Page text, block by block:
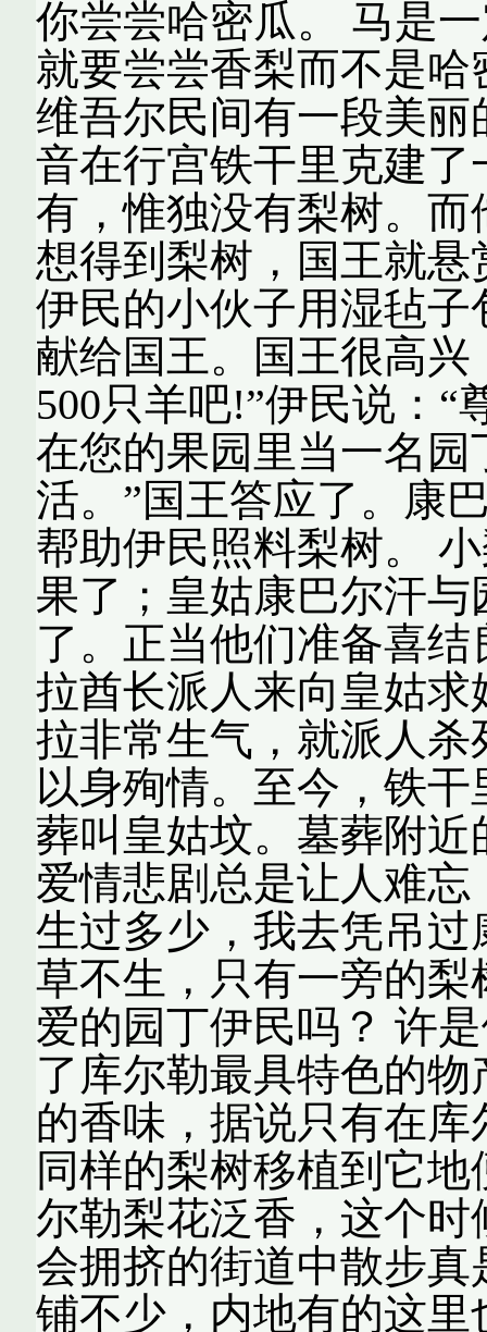
你尝尝哈密瓜。 马是
就要尝尝香梨而不是
维吾尔民间有一段美
音在行宫铁干里克建
有，惟独没有梨树。
想得到梨树，国王就
伊民的小伙子用湿毡
献给国王。国王很高
500只羊吧!”伊民说：
在您的果园里当一名
活。”国王答应了。康
帮助伊民照料梨树。
果了；皇姑康巴尔汗
了。正当他们准备喜
拉酋长派人来向皇姑
拉非常生气，就派人
以身殉情。至今，铁
葬叫皇姑坟。墓葬附
爱情悲剧总是让人难
生过多少，我去凭吊
草不生，只有一旁的
爱的园丁伊民吗？ 许
了库尔勒最具特色的
的香味，据说只有在
同样的梨树移植到它
尔勒梨花泛香，这个
会拥挤的街道中散步
铺不少，内地有的这